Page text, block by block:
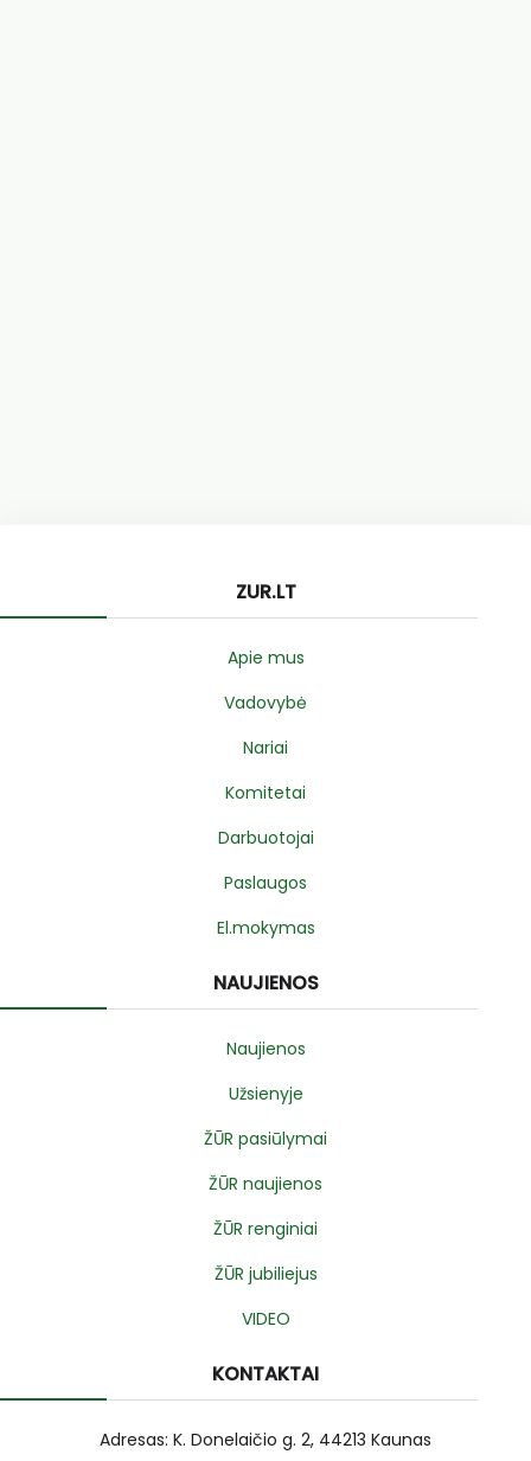
ZUR.LT
Apie mus
Vadovybė
Nariai
Komitetai
Darbuotojai
Paslaugos
El.mokymas
NAUJIENOS
Naujienos
Užsienyje
ŽŪR pasiūlymai
ŽŪR naujienos
ŽŪR renginiai
ŽŪR jubiliejus
VIDEO
KONTAKTAI
Adresas: K. Donelaičio g. 2, 44213 Kaunas